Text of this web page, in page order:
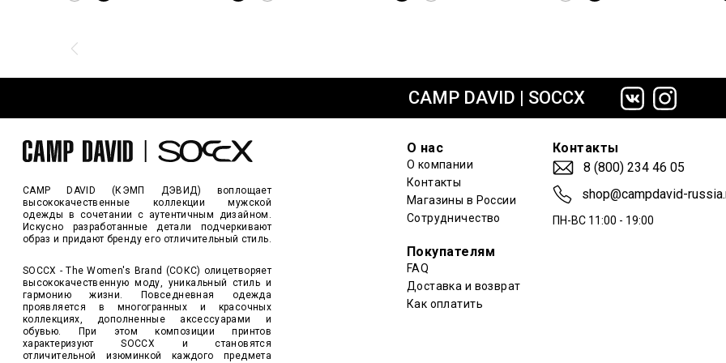
CAMP DAVID | SOCCX
CAMP DAVID (КЭМП ДЭВИД) воплощает
высококачественные коллекции мужской
одежды в сочетании с аутентичным дизайном.
Искусно разработанные детали подчеркивают
образ и придают бренду его отличительный стиль.
SOCCX - The Women's Brand (СОКС) олицетворяет
высококачественную моду, уникальный стиль и
гармонию жизни. Повседневная одежда
проявляется в многогранных и красочных
коллекциях, дополненные аксессуарами и
обувью. При этом композиции принтов
характеризуют SOCCX и становятся
отличительной изюминкой каждого предмета
О нас
О компании
Контакты
Магазины в России
Сотрудничество
Покупателям
FAQ
Доставка и возврат
Как оплатить
Контакты
8 (800) 234 46 05
shop@campdavid-
ПН-ВС 11:00 - 19:00